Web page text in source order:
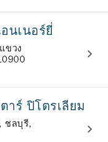
นเนอร์ยี่
ขวง
าร์ ปิโตรเลียม
ชลบุรี,